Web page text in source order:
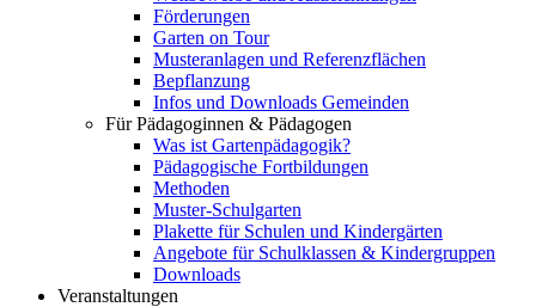
Förderungen
Garten on Tour
Musteranlagen und Referenzflächen
Bepflanzung
Infos und Downloads Gemeinden
Für Pädagoginnen & Pädagogen
Was ist Gartenpädagogik?
Pädagogische Fortbildungen
Methoden
Muster-Schulgarten
Plakette für Schulen und Kindergärten
Angebote für Schulklassen & Kindergruppen
Downloads
Veranstaltungen